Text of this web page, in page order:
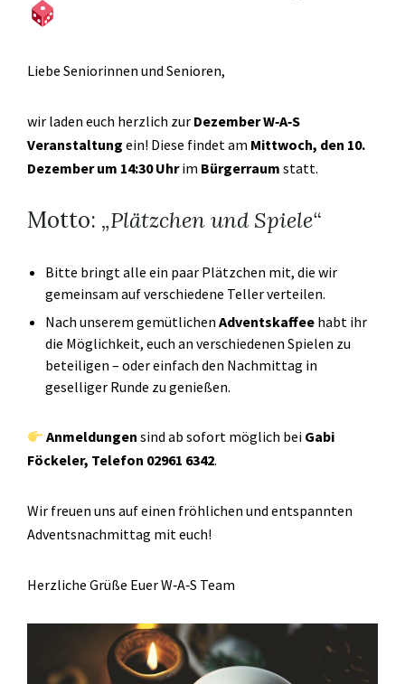
Liebe Seniorinnen und Senioren,
wir laden euch herzlich zur Dezember W‑A‑S
Veranstaltung ein! Diese findet am Mittwoch, den 10.
Dezember um 14:30 Uhrim Bürgerraum statt.
Motto: „Plätzchen und Spiele“
Bitte bringt alle ein paar Plätzchen mit, die wir
gemeinsam auf verschiedene Teller verteilen.
Nach unserem gemütlichen Adventskaffee habt ihr
die Möglichkeit, euch an verschiedenen Spielen zu
beteiligen – oder einfach den Nachmittag in
geselliger Runde zu genießen.
Anmeldungen sind ab sofort möglich bei Gabi
Föckeler, Telefon 02961 6342.
Wir freuen uns auf einen fröhlichen und entspannten
Adventsnachmittag mit euch!
Herzliche Grüße Euer W‑A‑S Team